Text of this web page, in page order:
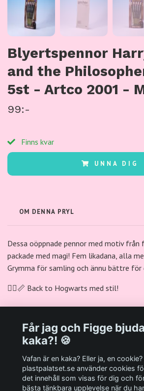
Blyertspennor
and the
5st - Artco 2001 -
99:-
Finns kvar
UNNA DIG
OM DENNA PRYL
Dessa oöppnade pennor med motiv
packade med magi! Fem likadana, alla
Grymma för samling och ännu bättre för
🧙‍♂️📏 Back to Hogwarts med stil!
Andra viktiga länkar:
Får jag och Figge
kaka?! 🍪
Vafan är en kaka? Eller ja, en
plastpalatset.se använder cookies
det innehåll som visas för dig och
bästa tänkbara upplevelse när du